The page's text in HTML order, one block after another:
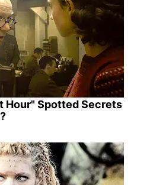
Hour" Spotted Secrets